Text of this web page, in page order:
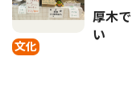
文化
厚木
い